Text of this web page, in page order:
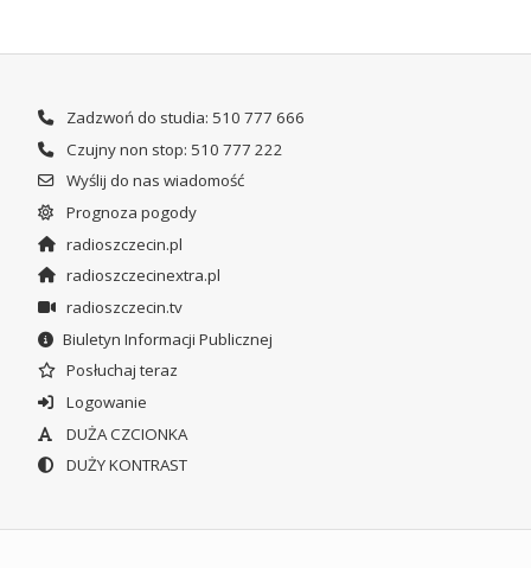
Zadzwoń do studia: 510 777 666
Czujny non stop: 510 777 222
Wyślij do nas wiadomość
Prognoza pogody
radioszczecin.pl
radioszczecinextra.pl
radioszczecin.tv
Biuletyn Informacji Publicznej
Posłuchaj teraz
Logowanie
DUŻA CZCIONKA
DUŻY KONTRAST